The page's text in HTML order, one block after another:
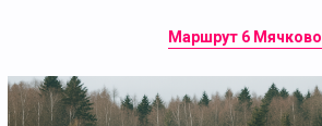
Маршрут 6 Мячково